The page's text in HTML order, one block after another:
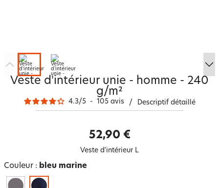
Veste d'intérieur unie - homme - 240
g/m²
4.3/5 - 105 avis / Descriptif détaillé
52,90 €
Veste d'intérieur L
Couleur : bleu marine